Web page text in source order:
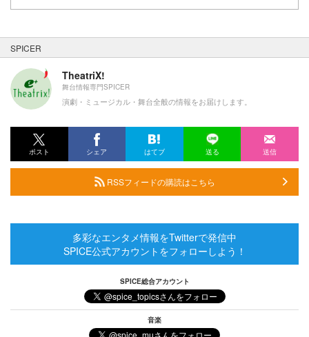
SPICER
TheatriX!
舞台情報専門SPICER
演劇・ミュージカル・舞台全般の情報をお届けします。
ポスト シェア はてブ 送る 送信
RSSフィードの購読はこちら
多彩なエンタメ情報をTwitterで発信中
SPICE公式アカウントをフォローしよう！
SPICE総合アカウント
音楽